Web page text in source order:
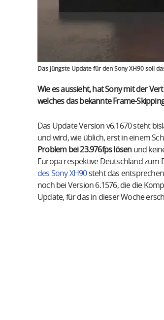
Das jüngste Update für den Sony XH90 soll
Wie es aussieht, hat Sony mit der
welches das bekannte Frame-
Das Update Version v6.1670 steht
und wird, wie üblich, erst in einem
Problem bei 23.976fps lösenund
Europa respektive Deutschland
des Sony XH90steht das
noch bei Version 6.1576, die die
Update, für das in dieser Woche